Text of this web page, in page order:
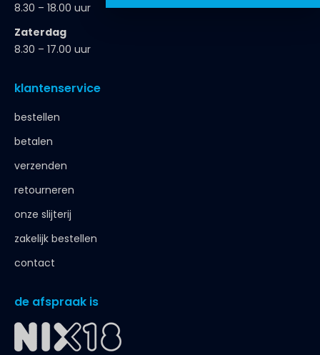
8.30 – 18.00 uur
Zaterdag
8.30 – 17.00 uur
klantenservice
bestellen
betalen
verzenden
retourneren
onze slijterij
zakelijk bestellen
contact
de afspraak is